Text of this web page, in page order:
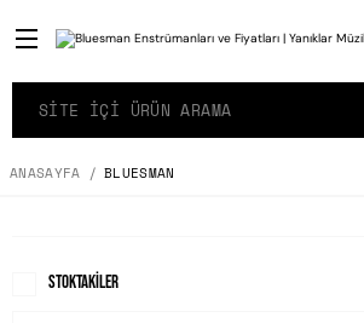
ANASAYFA BLUESMAN
Stoktakiler